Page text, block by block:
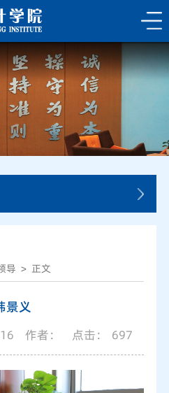
导 正文
景义
作者： 点击： 697